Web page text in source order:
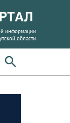
информации
области